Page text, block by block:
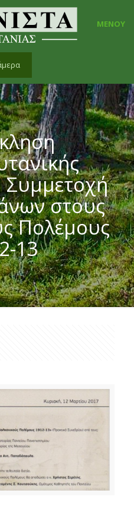
ΜΕΝΟΥ
στους
Πολέμους
13